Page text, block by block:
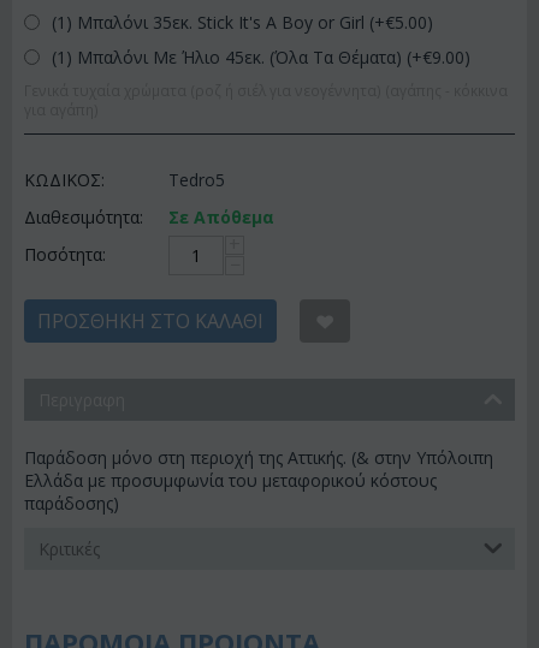
(1) Μπαλόνι 35εκ. Stick It's A Boy or Girl (+€5.00)
(1) Μπαλόνι Με Ήλιο 45εκ. (Όλα Τα Θέματα) (+€9.00)
ΚΩΔΙΚΟΣ:
Tedro5
Διαθεσιμότητα:
Σε Απόθεμα
Ποσότητα:
ΠΡΟΣΘΉΚΗ ΣΤΟ ΚΑΛΆΘΙ
Παράδοση μόνο στη περιοχή της Αττικής. (& στην Υπόλοιπη
Ελλάδα με προσυμφωνία του μεταφορικού κόστους
παράδοσης)
Κριτικές